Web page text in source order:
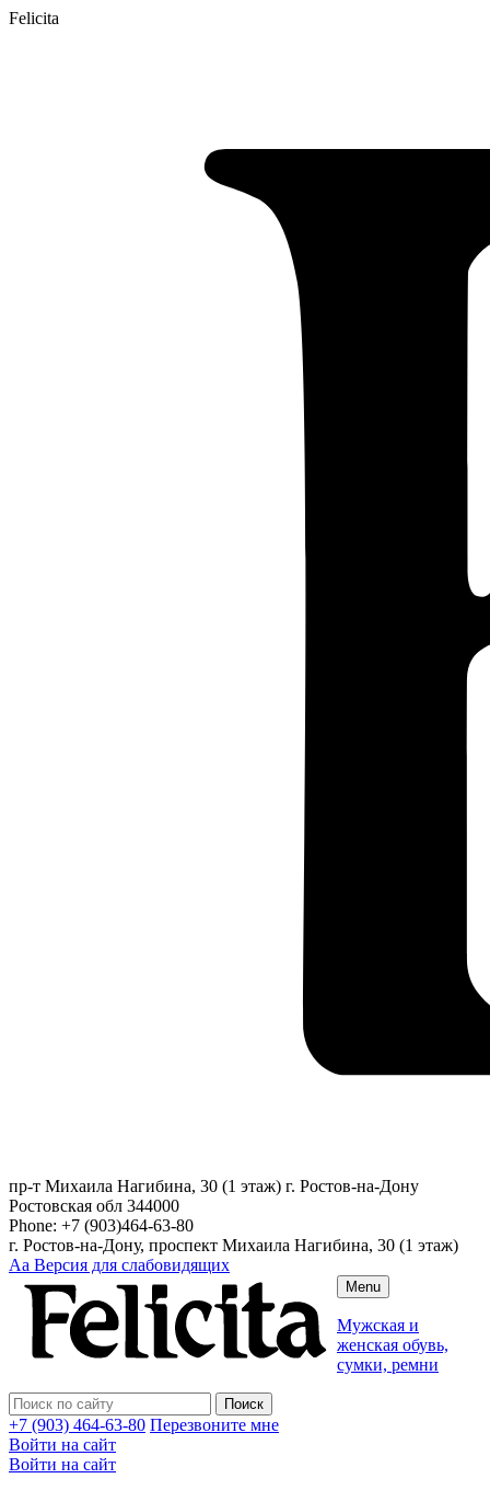
Felicita
пр-т Михаила Нагибина, 30 (1 этаж) г. Ростов-на-Дону
Ростовская обл 344000
Phone: +7 (903)464-63-80
г. Ростов-на-Дону, проспект Михаила Нагибина, 30 (1 этаж)
Аа Версия для слабовидящих
Menu
Мужская и
женская обувь,
сумки, ремни
+7 (903) 464-63-80 Перезвоните мне
Войти на сайт
Войти на сайт